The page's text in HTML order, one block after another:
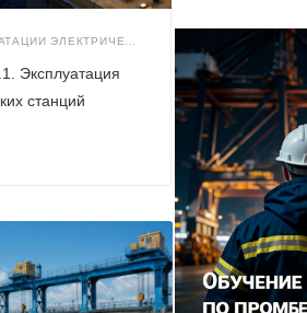
Эксплуатация
станций